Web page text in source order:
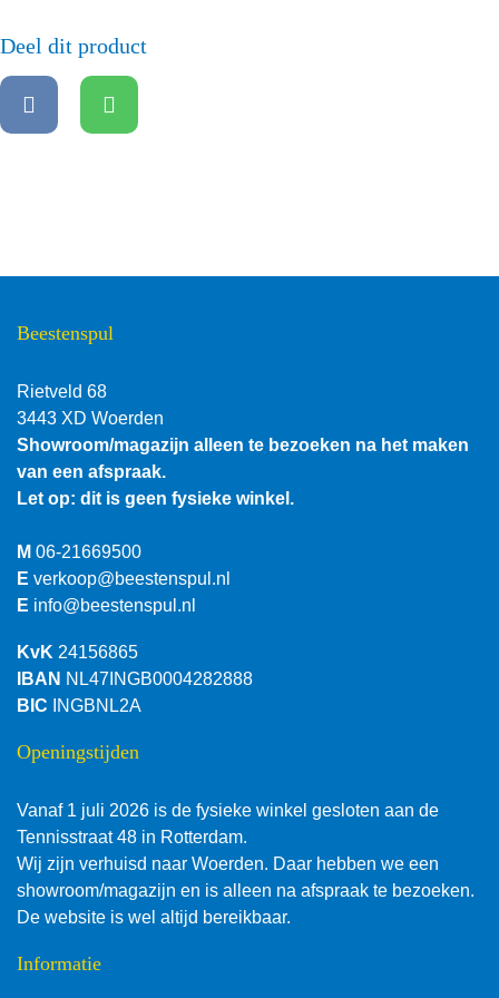
Deel dit product
Beestenspul
Rietveld 68
3443 XD Woerden
Showroom/magazijn alleen te bezoeken na het maken
van een afspraak.
Let op: dit is geen fysieke winkel.
M 06-21669500
E verkoop@beestenspul.nl
E info@beestenspul.nl
KvK 24156865
IBAN NL47INGB0004282888
BIC INGBNL2A
Openingstijden
Vanaf 1 juli 2026 is de fysieke winkel gesloten aan de
Tennisstraat 48 in Rotterdam.
Wij zijn verhuisd naar Woerden. Daar hebben we een
showroom/magazijn en is alleen na afspraak te bezoeken.
De website is wel altijd bereikbaar.
Informatie